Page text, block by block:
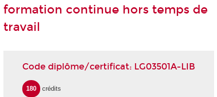
formation continue hors temps de
travail
Code diplôme/certificat: LG03501A-LIB
180 crédits